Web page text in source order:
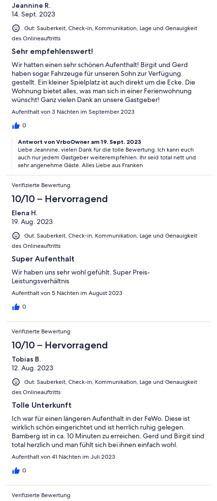
Jeannine R.
14. Sept. 2023
Gut: Sauberkeit, Check-in, Kommunikation, Lage und Genauigkeit
des Onlineauftritts
Sehr empfehlenswert!
Wir hatten einen sehr schönen Aufenthalt! Birgit und Gerd
haben sogar Fahrzeuge für unseren Sohn zur Verfügung
gestellt. Ein kleiner Spielplatz ist auch direkt um die Ecke. Die
Wohnung bietet alles, was man sich in einer Ferienwohnung
wünscht! Ganz vielen Dank an unsere Gastgeber!
Aufenthalt von 3 Nächten im September 2023
0
Antwort von VrboOwner am 19. Sept. 2023
Liebe Jeannine, vielen Dank für die tolle Bewertung. Ich kann euch
auch nur jedem Gastgeber weiterempfehlen. Ihr seid total nett und
sehr angenehme Gäste. Alles Liebe aus Franken
Verifizierte Bewertung
10/10 – Hervorragend
Elena H.
19. Aug. 2023
Gut: Sauberkeit, Check-in, Kommunikation, Lage und Genauigkeit
des Onlineauftritts
Super Aufenthalt
Wir haben uns sehr wohl gefühlt. Super Preis-
Leistungsverhältnis
Aufenthalt von 5 Nächten im August 2023
0
Verifizierte Bewertung
10/10 – Hervorragend
Tobias B.
12. Aug. 2023
Gut: Sauberkeit, Check-in, Kommunikation, Lage und Genauigkeit
des Onlineauftritts
Tolle Unterkunft
Ich war für einen längeren Aufenthalt in der FeWo. Diese ist
wirklich schön eingerichtet und ist herrlich ruhig gelegen.
Bamberg ist in ca. 10 Minuten zu erreichen. Gerd und Birgit sind
total herzlich und man fühlt sich bei ihnen einfach wohl.
Aufenthalt von 41 Nächten im Juli 2023
0
Verifizierte Bewertung